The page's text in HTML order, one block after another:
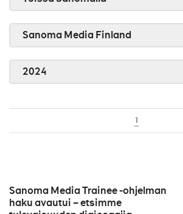
Sanoma Media Finland
2024
1
Sanoma Media Trainee -ohjelman
haku avautui – etsimme